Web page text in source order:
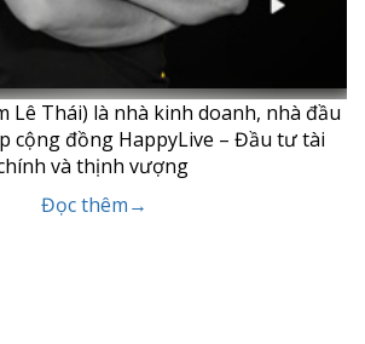
Lê Thái) là nhà kinh doanh, nhà đầu
cộng đồng HappyLive – Đầu tư tài
và thịnh vượng
Đọc thêm→